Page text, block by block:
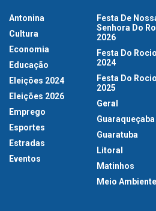
Antonina
Cultura
Economia
Educação
Eleições 2024
Eleições 2026
Emprego
Esportes
Estradas
Eventos
Festa De
Senhora Do
2026
Festa Do Rocio
2024
Festa Do Rocio
2025
Geral
Guaraqueçaba
Guaratuba
Litoral
Matinhos
Meio Ambiente